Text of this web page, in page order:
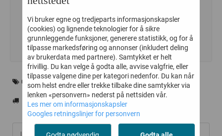
LEGG I HANDLEKURV
CARE BY ME
Informasjon
Vi bruker egne og tredjeparts informasjonskapsler
(cookies) og lignende teknologier for å sikre
grunnleggende funksjoner, generere statistikk, og for å
tilpasse markedsføring og annonser (inkludert deling
av brukerdata med partnere). Samtykket er helt
frivillig. Du kan velge å godta alle, avvise valgfrie, eller
tilpasse valgene dine per kategori nedenfor. Du kan når
som helst endre eller trekke tilbake dine samtykker via
lenken «personvern» nederst på nettsiden vår.
Les mer om informasjonskapsler
Googles retningslinjer for personvern